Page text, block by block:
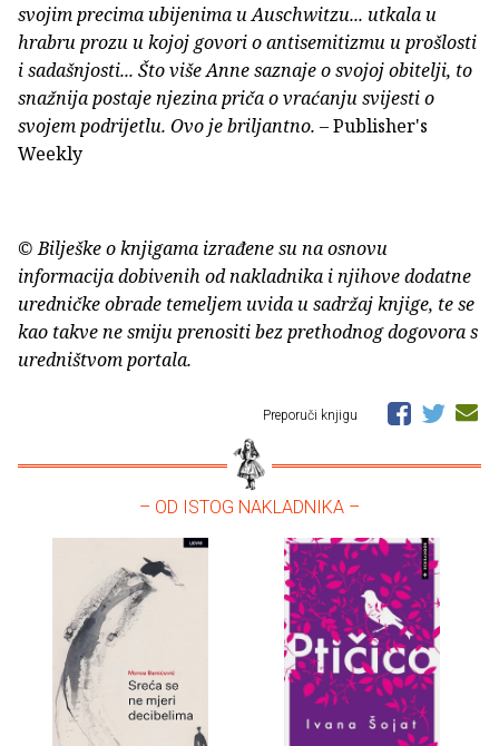
svojim precima ubijenima u Auschwitzu... utkala u
hrabru prozu u kojoj govori o antisemitizmu u prošlosti
i sadašnjosti... Što više Anne saznaje o svojoj obitelji, to
snažnija postaje njezina priča o vraćanju svijesti o
svojem podrijetlu. Ovo je briljantno. – Publisher's
Weekly
© Bilješke o knjigama izrađene su na osnovu
informacija dobivenih od nakladnika i njihove dodatne
uredničke obrade temeljem uvida u sadržaj knjige, te se
kao takve ne smiju prenositi bez prethodnog dogovora s
uredništvom portala.
Preporuči knjigu
– OD ISTOG NAKLADNIKA –